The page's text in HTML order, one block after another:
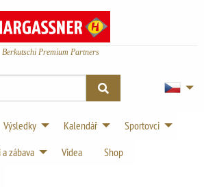
Berkutschi Premium Partners
Výsledky Kalendář
Sportovci
zábava Videa
Shop